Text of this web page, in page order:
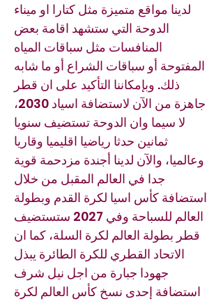
لدينا مواقع متميزة مثل كتارا او ميناء
الدوحة التي ستشهد اقامة بعض
المنافسات مثل سباقات المياه
المفتوحة أو سباقات الشراع أو ما شابه
ذلك. وبإمكاننا التأكيد على ان قطر
جاهزة من الآن لاستضافة اسياد 2030،
لا سيما وان الدوحة تستضيف سنويا
ثمانين حدثا رياضيا اقليميا وقاريا
وعالميا، والآن لدينا أجندة مزدحمة قوية
جدا في العالم المقبل من خلال
استضافة كأس اسيا لكرة القدم وبطولة
العالم للسباحة وفي 2027 ستستضيف
قطر بطولة العالم لكرة السلة، كما ان
الاتحاد القطري للكرة الطائرة يبذل
جهودا جبارة من اجل نيل شرف
استضافة إحدى نسخ كأس العالم لكرة